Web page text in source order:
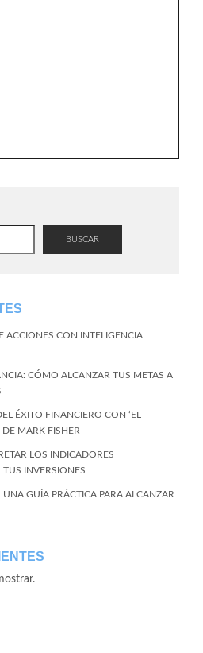
BUSCAR
ACCIONES CON INTELIGENCIA
CÓMO ALCANZAR TUS METAS A
ÉXITO FINANCIERO CON ‘EL
MARK FISHER
LOS INDICADORES
INVERSIONES
GUÍA PRÁCTICA PARA ALCANZAR